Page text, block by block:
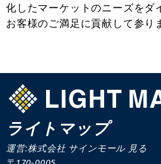
化したマーケットのニーズをダ
お客様のご満足に貢献して参り
ライトマップ
運営:株式会社 サインモール 見る